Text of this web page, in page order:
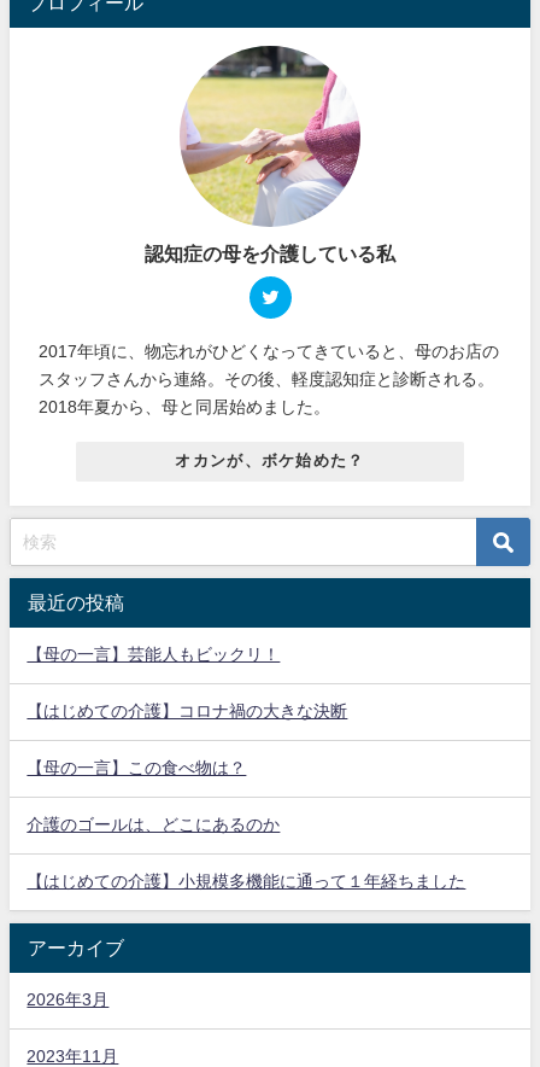
認知症の母を介護している私
2017年頃に、物忘れがひどくなってきていると、母のお店の
スタッフさんから連絡。その後、軽度認知症と診断される。
2018年夏から、母と同居始めました。
オカンが、ボケ始めた？
最近の投稿
【母の一言】芸能人もビックリ！
【はじめての介護】コロナ禍の大きな決断
【母の一言】この食べ物は？
介護のゴールは、どこにあるのか
【はじめての介護】小規模多機能に通って１年経ちました
アーカイブ
2026年3月
2023年11月